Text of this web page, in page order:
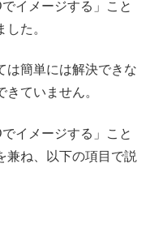
イメージする」こと
た。
は簡単には解決できな
ていません。
イメージする」こと
兼ね、以下の項目で説